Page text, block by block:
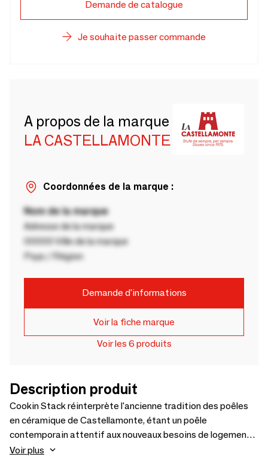
Demande de catalogue
Je souhaite passer commande
A propos de la marque
LA CASTELLAMONTE
Coordonnées de la marque :
Nom de la marque
Adresse de la marque
00000 Ville de la marque
Pays / Région
Demande d'informations
Voir la fiche marque
Voir les 6 produits
Description produit
Cookin Stack réinterprète l'ancienne tradition des poêles
en céramique de Castellamonte, étant un poêle
contemporain attentif aux nouveaux besoins de logement à
faible impact environnemental, pour redécouvrir le plaisir de
Voir plus